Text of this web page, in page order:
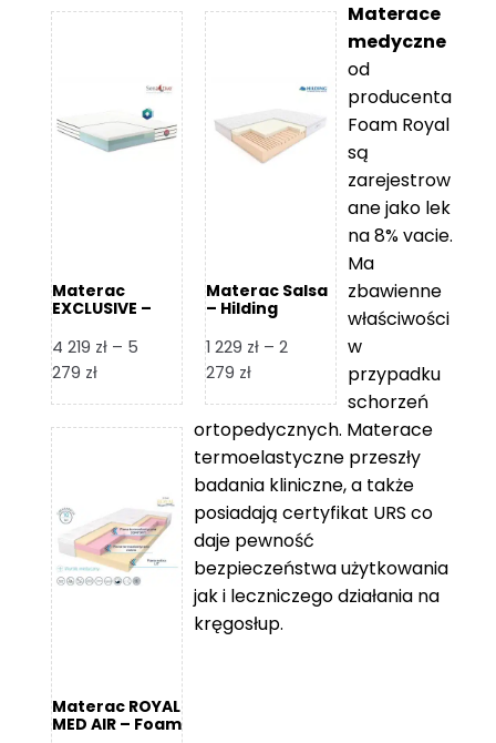
Materac
EXCLUSIVE –
4 219 zł – 5
279 złZakres
od
5
279 zł
Materac Salsa
– Hilding
1 229 zł – 2
279 złZakres
od
1
229 zł
2
279 zł
Materac ROYAL
MED AIR – Foam
Materace
medyczne
od
producenta
Foam Royal
są
zarejestrow
ane jako lek
na 8% vacie.
Ma
zbawienne
właściwości
w
przypadku
schorzeń
ortopedycznych. Materace
termoelastyczne przeszły
badania kliniczne, a także
posiadają certyfikat URS co
daje pewność
bezpieczeństwa użytkowania
jak i leczniczego działania na
kręgosłup.